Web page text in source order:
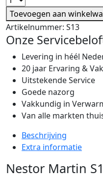
Toevoegen aan
Artikelnummer: S13
Onze
Levering in héél
20 jaar Ervaring &
Uitstekende Service
Goede nazorg
Vakkundig in
Van alle markten
Beschrijving
Extra informatie
Nestor Martin